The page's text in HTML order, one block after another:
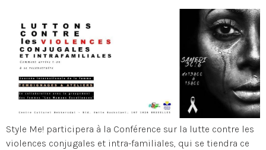
Style Me! participera à la Conférence sur la lutte contre les
violences conjugales et intra-familiales, qui se tiendra ce